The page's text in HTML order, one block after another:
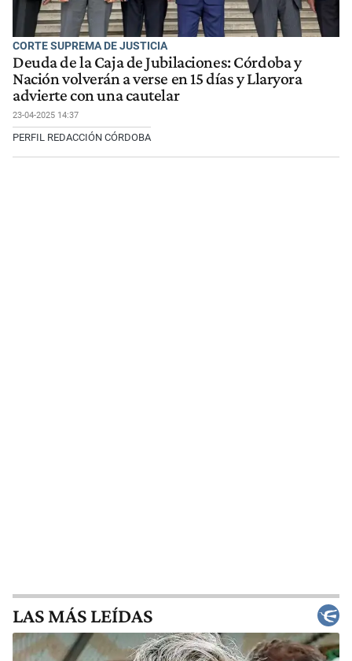
CORTE SUPREMA DE JUSTICIA
Deuda de la Caja de Jubilaciones: Córdoba y
Nación volverán a verse en 15 días y Llaryora
advierte con una cautelar
23-04-2025 14:37
PERFIL REDACCIÓN CÓRDOBA
LAS MÁS LEÍDAS